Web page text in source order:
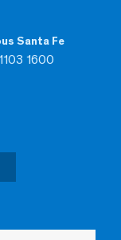
Santa Fe
1600